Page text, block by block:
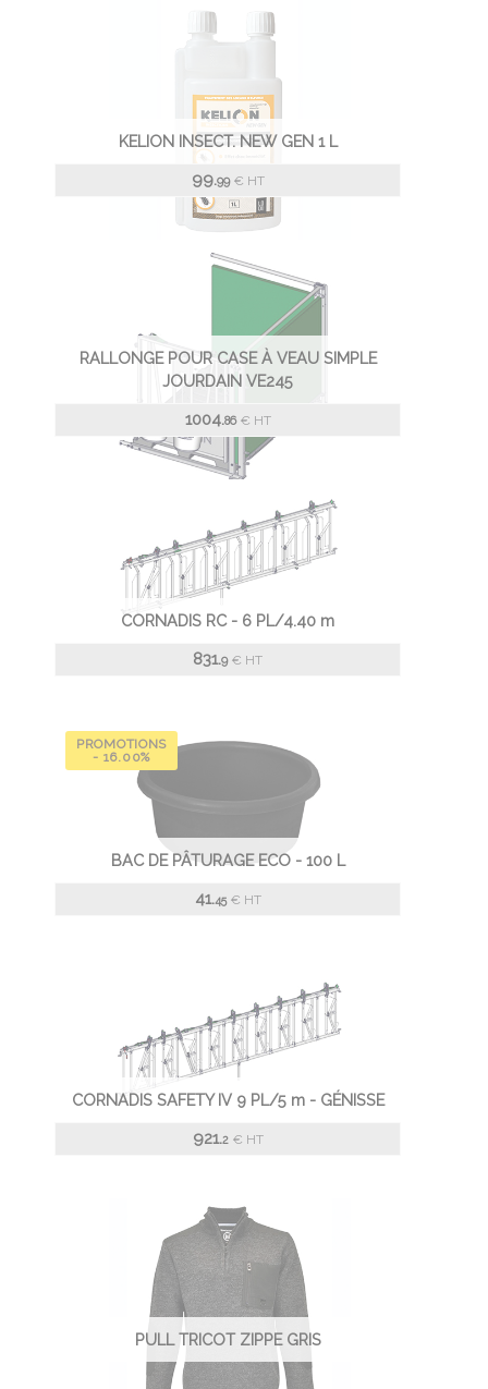
KELION INSECT. NEW GEN 1 L
99.99 € HT
RALLONGE POUR CASE À VEAU SIMPLE
JOURDAIN VE245
1004.86 € HT
CORNADIS RC - 6 PL/4.40 m
831.9 € HT
PROMOTIONS
- 16.00%
BAC DE PÂTURAGE ECO - 100 L
41.45 € HT
CORNADIS SAFETY IV 9 PL/5 m - GÉNISSE
921.2 € HT
PULL TRICOT ZIPPE GRIS